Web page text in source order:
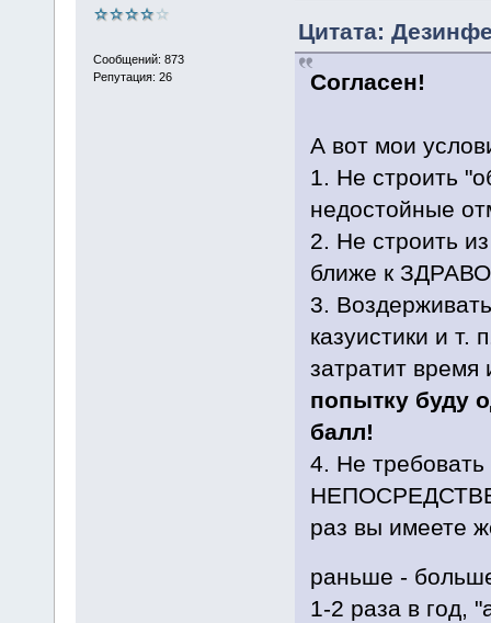
Сообщений: 873
Репутация: 26
Цитата:
Согласен!
А вот мои
1. Не строить
недостойные
2. Не строить
ближе к
3.
казуистики и т.
затратит время
попытку буду
балл!
4. Не
раз вы имеете
раньше -
1-2 раза в год,